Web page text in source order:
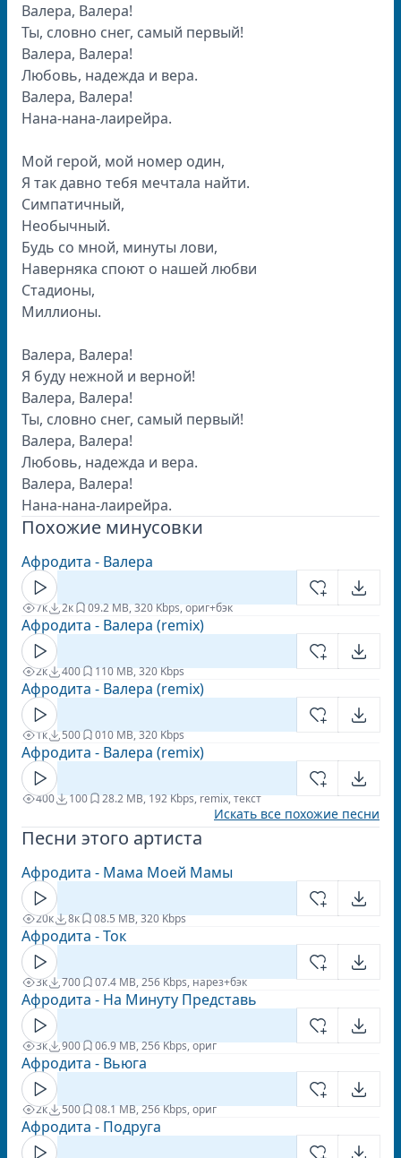
Валера, Валера!
Ты, словно снег, самый первый!
Валера, Валера!
Любовь, надежда и вера.
Валера, Валера!
Нана-нана-лаирейра.
Мой герой, мой номер один,
Я так давно тебя мечтала найти.
Симпатичный,
Необычный.
Будь со мной, минуты лови,
Наверняка споют о нашей любви
Стадионы,
Миллионы.
Валера, Валера!
Я буду нежной и верной!
Валера, Валера!
Ты, словно снег, самый первый!
Валера, Валера!
Любовь, надежда и вера.
Валера, Валера!
Нана-нана-лаирейра.
Похожие минусовки
Афродита - Валера
7к 2к 09.2 MB, 320 Kbps, ориг+бэк
Афродита - Валера (remix)
2к 400 110 MB, 320 Kbps
Афродита - Валера (remix)
1к 500 010 MB, 320 Kbps
Афродита - Валера (remix)
400 100 28.2 MB, 192 Kbps, remix, текст
Искать все похожие песни
Песни этого артиста
Афродита - Мама Моей Мамы
20к 8к 08.5 MB, 320 Kbps
Афродита - Ток
3к 700 07.4 MB, 256 Kbps, нарез+бэк
Афродита - На Минуту Представь
3к 900 06.9 MB, 256 Kbps, ориг
Афродита - Вьюга
2к 500 08.1 MB, 256 Kbps, ориг
Афродита - Подруга